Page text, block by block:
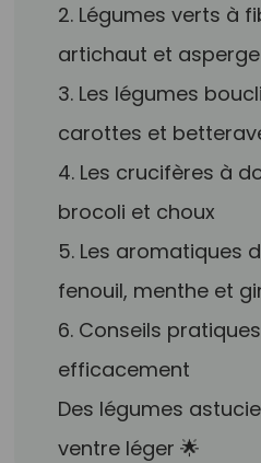
2. Légumes verts à
artichaut et asperge
3. Les légumes
carottes et
4. Les crucifères à
brocoli et choux
5. Les aromatiques
fenouil, menthe et
6. Conseils
efficacement
Des légumes
ventre léger 🌟